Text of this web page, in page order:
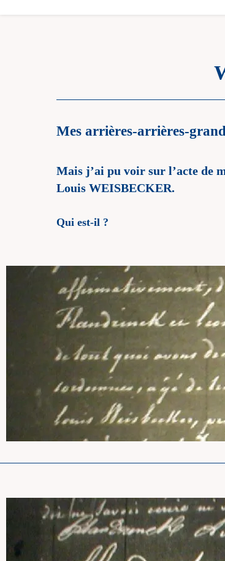
Mes arrières-arrières-
Mais j’ai pu voir sur l’acte de
Louis WEISBECKER.
Qui est-il ?